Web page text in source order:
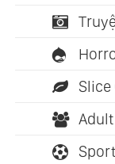
Slice
Adult